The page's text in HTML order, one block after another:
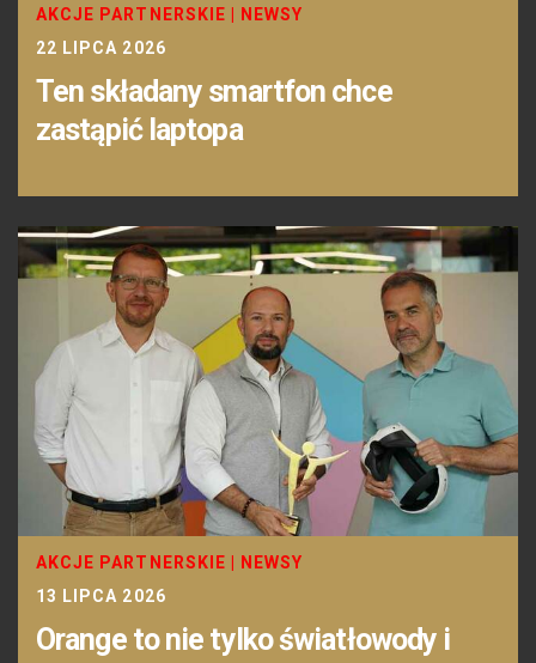
AKCJE PARTNERSKIE
NEWSY
22 LIPCA 2026
Ten składany smartfon chce
zastąpić laptopa
AKCJE PARTNERSKIE
NEWSY
13 LIPCA 2026
Orange to nie tylko światłowody i